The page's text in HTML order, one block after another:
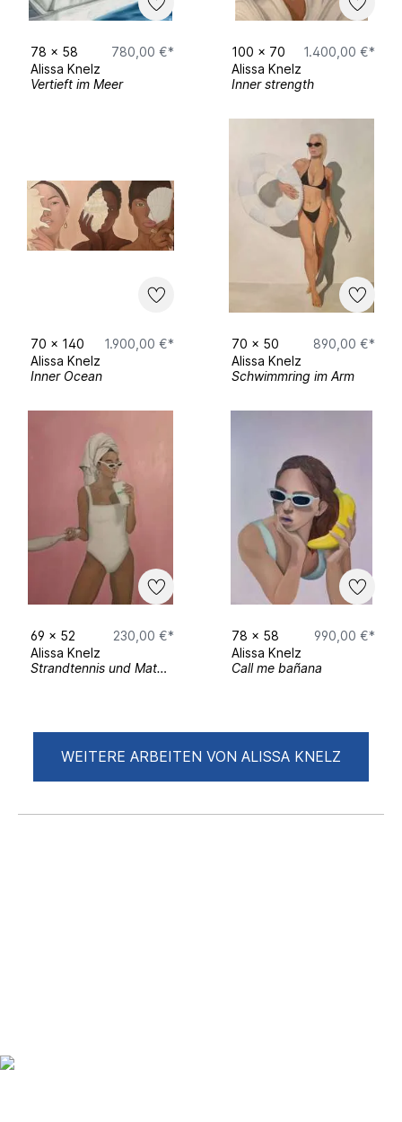
78 x 58
780,00 €*
Alissa Knelz
Vertieft im Meer
100 x 70
1.400,00 €*
Alissa Knelz
Inner strength
70 x 140
1.900,00 €*
Alissa Knelz
Inner Ocean
70 x 50
890,00 €*
Alissa Knelz
Schwimmring im Arm
69 x 52
230,00 €*
Alissa Knelz
Strandtennis und Matcha
78 x 58
990,00 €*
Alissa Knelz
Call me bañana
WEITERE ARBEITEN VON ALISSA KNELZ